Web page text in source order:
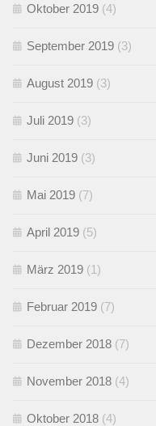
Oktober 2019 (4)
September 2019 (3)
August 2019 (3)
Juli 2019 (3)
Juni 2019 (3)
Mai 2019 (7)
April 2019 (5)
März 2019 (1)
Februar 2019 (7)
Dezember 2018 (7)
November 2018 (4)
Oktober 2018 (4)